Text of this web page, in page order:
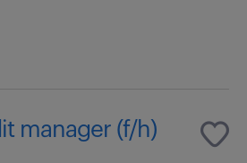
manager (f/h)